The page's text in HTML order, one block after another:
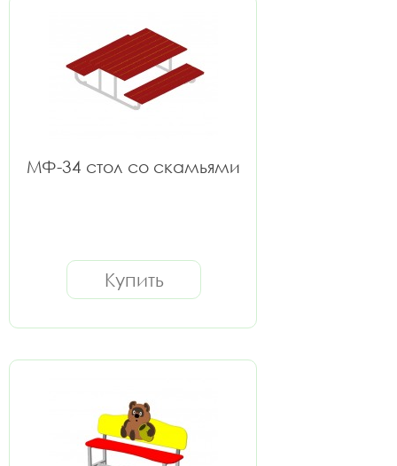
МФ-34 стол со скамьями
Купить